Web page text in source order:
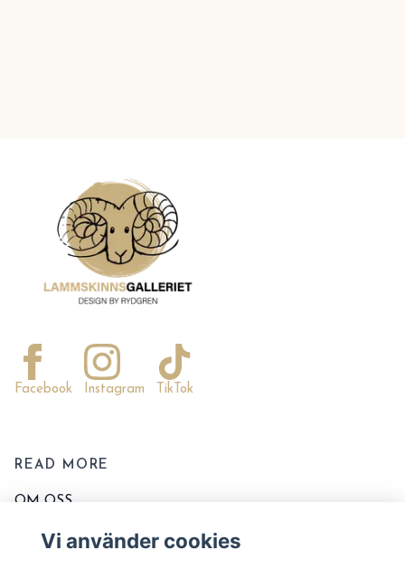
Facebook Instagram TikTok
READ MORE
OM OSS
KONTAKTA OSS
Vi använder cookies